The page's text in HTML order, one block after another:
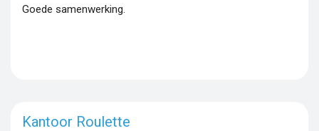
Goede samenwerking.
Kantoor Roulette